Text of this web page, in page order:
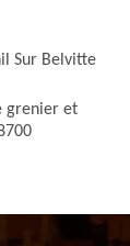
Sur Belvitte
grenier et